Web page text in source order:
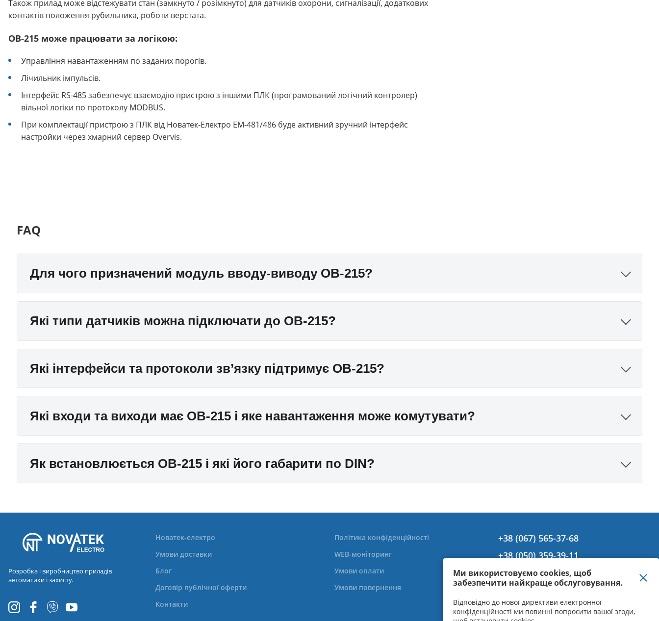
Ми використовуємо cookies, щоб
забезпечити найкраще обслуговування.
Відповідно до нової директиви електронної
конфіденційності ми повинні попросити вашої згоди,
Також прилад може відстежувати стан (замкнуто / розімкнуто) для датчиків охорони, сигналізації, додаткових
контактів положення рубильника, роботи верстата.
ОВ-215 може працювати за логікою:
Управління навантаженням по заданих порогів.
Лічильник імпульсів.
Інтерфейс RS-485 забезпечує взаємодію пристрою з іншими ПЛК (програмований логічний контролер)
вільної логіки по протоколу MODBUS.
При комплектації пристрою з ПЛК від Новатек-Електро ЕМ-481/486 буде активний зручний інтерфейс
настройки через хмарний сервер Overvis.
FAQ
Для чого призначений модуль вводу-виводу OB-215?
Які типи датчиків можна підключати до OB-215?
Які інтерфейси та протоколи зв’язку підтримує OB-215?
Які входи та виходи має OB-215 і яке навантаження може комутувати?
Як встановлюється OB-215 і які його габарити по DIN?
Розробка і виробництво приладів
автоматики і захисту.
Новатек-електро
Умови доставки
Блог
Договір публічної оферти
Контакти
Політика конфіденційності
WEB-моніторинг
Умови оплати
Умови повернення
+38 (067) 565-37-68
+38 (050) 359-39-11
+38 (063) 301-30-40